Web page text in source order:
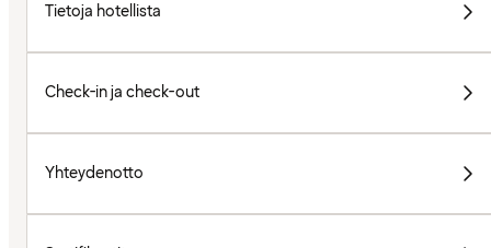
Tietoja hotellista
Check-in ja check-out
Yhteydenotto